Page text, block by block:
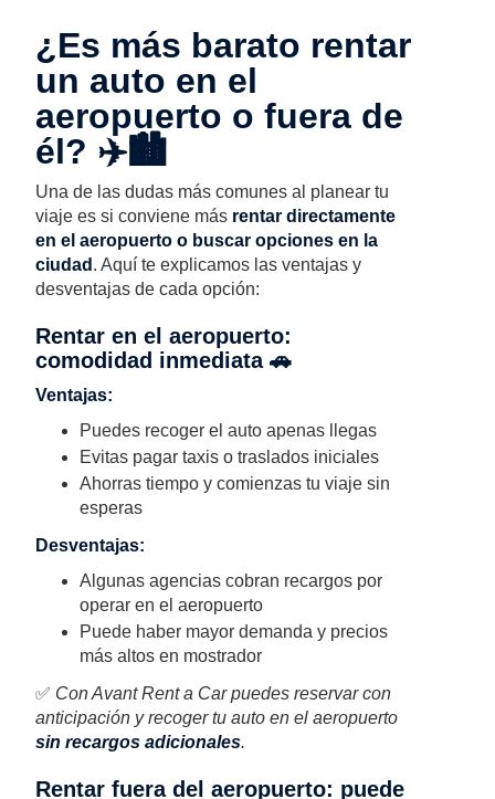
¿Es más barato rentar
un auto en el
aeropuerto o fuera de
él? ✈️🏙️
Una de las dudas más comunes al planear tu
viaje es si conviene más rentar directamente
en el aeropuerto o buscar opciones en la
ciudad . Aquí te explicamos las ventajas y
desventajas de cada opción:
Rentar en el aeropuerto:
comodidad inmediata 🚗
Ventajas:
Puedes recoger el auto apenas llegas
Evitas pagar taxis o traslados iniciales
Ahorras tiempo y comienzas tu viaje sin
esperas
Desventajas:
Algunas agencias cobran recargos por
operar en el aeropuerto
Puede haber mayor demanda y precios
más altos en mostrador
✅ Con Avant Rent a Car puedes reservar con
anticipación y recoger tu auto en el aeropuerto
sin recargos adicionales.
Rentar fuera del aeropuerto: puede